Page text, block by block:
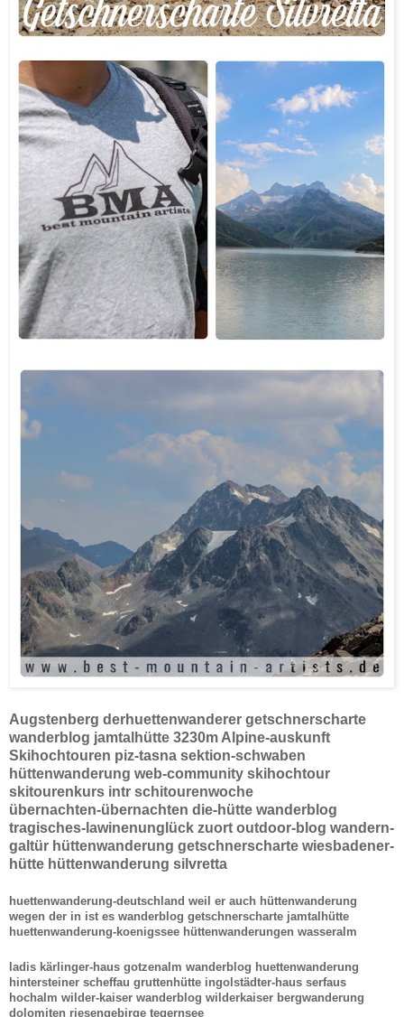
Augstenberg derhuettenwanderer getschnerscharte
wanderblog jamtalhütte 3230m Alpine-auskunft
Skihochtouren piz-tasna sektion-schwaben
hüttenwanderung web-community skihochtour
skitourenkurs intr schitourenwoche
übernachten-übernachten die-hütte wanderblog
tragisches-lawinenunglück zuort outdoor-blog wandern-
galtür hüttenwanderung getschnerscharte wiesbadener-
hütte hüttenwanderung silvretta
huettenwanderung-deutschland weil er auch hüttenwanderung
wegen der in ist es wanderblog getschnerscharte jamtalhütte
huettenwanderung-koenigssee hüttenwanderungen wasseralm
ladis kärlinger-haus gotzenalm wanderblog huettenwanderung
hintersteiner scheffau gruttenhütte ingolstädter-haus serfaus
hochalm wilder-kaiser wanderblog wilderkaiser bergwanderung
dolomiten riesengebirge tegernsee